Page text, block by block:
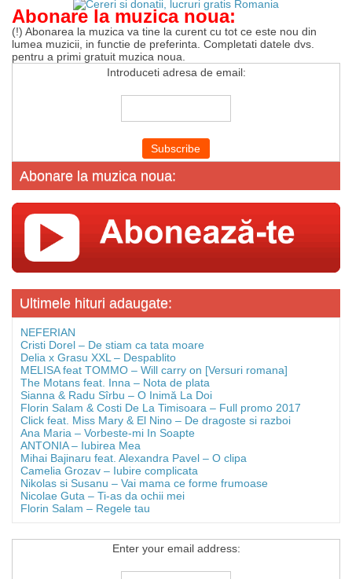
Abonare la muzica noua:
(!) Abonarea la muzica va tine la curent cu tot ce este nou din
lumea muzicii, in functie de preferinta. Completati datele dvs.
pentru a primi gratuit muzica noua.
Introduceti adresa de email:
Abonare la muzica noua:
Ultimele hituri adaugate:
NEFERIAN
Cristi Dorel – De stiam ca tata moare
Delia x Grasu XXL – Despablito
MELISA feat TOMMO – Will carry on [Versuri romana]
The Motans feat. Inna – Nota de plata
Sianna & Radu Sîrbu – O Inimă La Doi
Florin Salam & Costi De La Timisoara – Full promo 2017
Click feat. Miss Mary & El Nino – De dragoste si razboi
Ana Maria – Vorbeste-mi In Soapte
ANTONIA – Iubirea Mea
Mihai Bajinaru feat. Alexandra Pavel – O clipa
Camelia Grozav – Iubire complicata
Nikolas si Susanu – Vai mama ce forme frumoase
Nicolae Guta – Ti-as da ochii mei
Florin Salam – Regele tau
Enter your email address: